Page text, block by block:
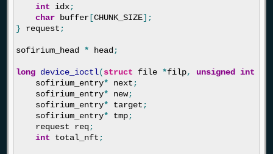
int
idx;
char
buffer [CHUNK_SIZE];
}
request ;
sofirium_head * head ;
long device_ioctl(struct file *filp, unsigned int
sofirium_entry* next ;
sofirium_entry* new;
sofirium_entry* target ;
sofirium_entry* tmp;
request
req;
int
total_nft ;